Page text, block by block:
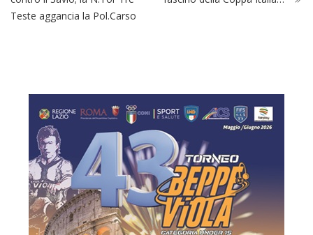
Teste aggancia la Pol.Carso